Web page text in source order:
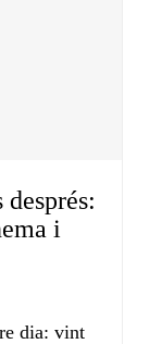
i
dia: vint